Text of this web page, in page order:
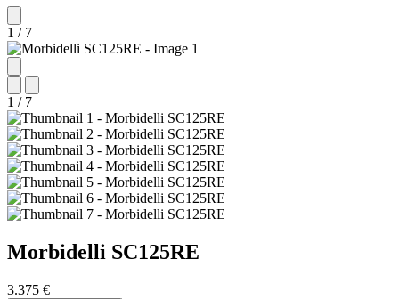
1 / 7
1 / 7
Morbidelli SC125RE
3.375 €